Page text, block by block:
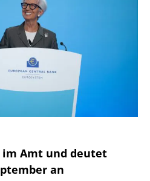
im Amt und deutet
an